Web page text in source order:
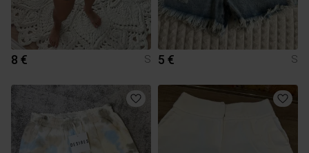
8 € S 5 € S